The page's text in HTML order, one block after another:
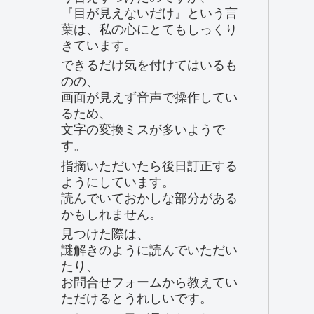
『目が見えないだけ』という言
葉は、私の心にとてもしっくり
きています。
できるだけ気を付けてはいるも
のの、
画面が見えず音声で操作してい
るため、
文字の変換ミスが多いようで
す。
指摘いただいたら後日訂正する
ようにしています。
読んでいておかしな部分がある
かもしれません。
見つけた際は、
謎解きのように読んでいただい
たり、
お問合せフォームから教えてい
ただけるとうれしいです。